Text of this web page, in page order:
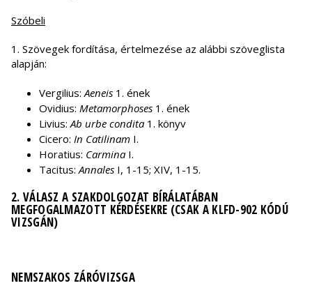
Szóbeli
1. Szövegek fordítása, értelmezése az alábbi szöveglista
alapján:
Vergilius:Aeneis 1. ének
Ovidius: Metamorphoses 1. ének
Livius:Ab urbe condita 1. könyv
Cicero: In Catilinam I.
Horatius: Carmina I.
Tacitus:Annales I, 1-15; XIV, 1-15.
2. VÁLASZ A SZAKDOLGOZAT BÍRÁLATÁBAN
MEGFOGALMAZOTT KÉRDÉSEKRE (CSAK A KLFD-902 KÓDÚ
VIZSGÁN)
NEMSZAKOS ZÁRÓVIZSGA